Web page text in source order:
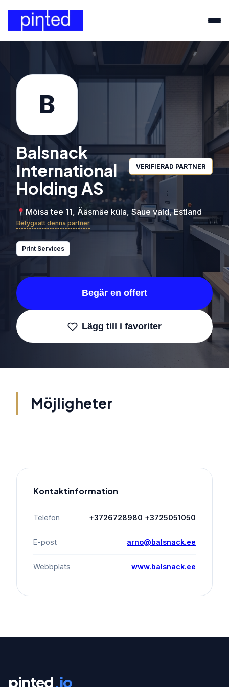
B
Balsnack
International
Holding AS
VERIFIERAD PARTNER
Mõisa tee 11, Ääsmäe küla, Saue vald, Estland
Betygsätt denna partner
Print Services
Begär en offert
Lägg till i favoriter
Möjligheter
Kontaktinformation
Telefon +3726728980 +3725051050
E-post arno@balsnack.ee
Webbplats www.balsnack.ee
pinted.io